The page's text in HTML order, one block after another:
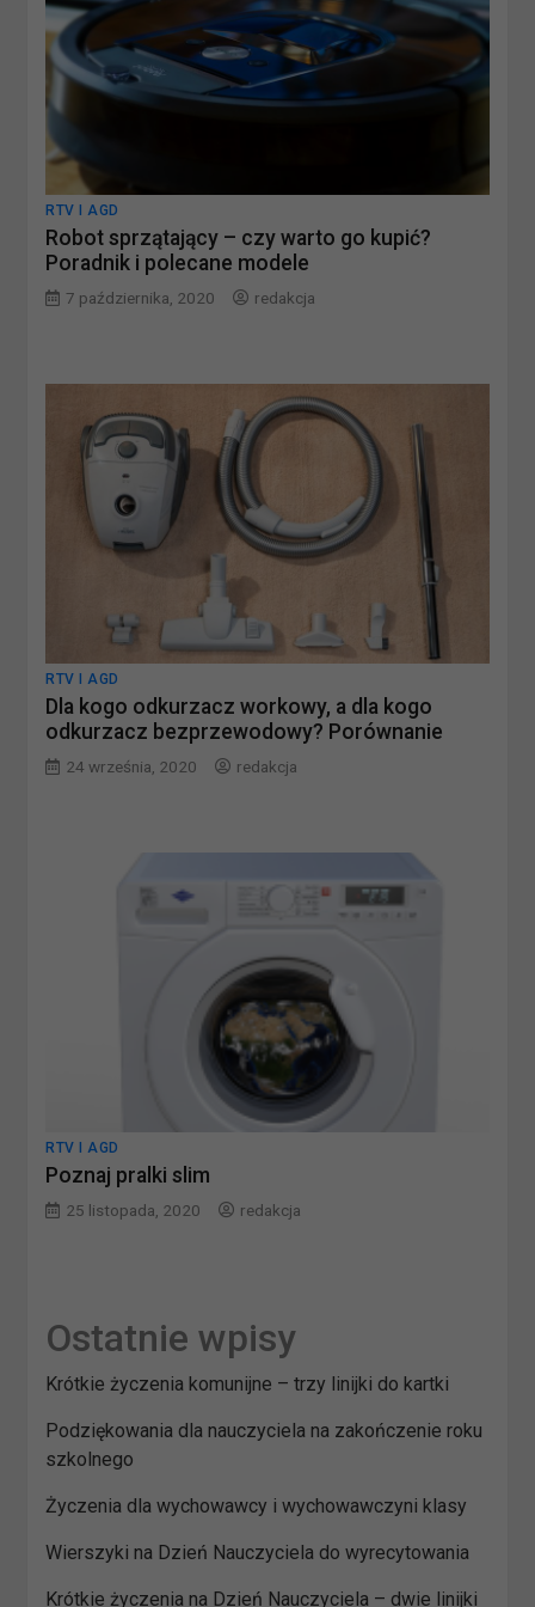
RTV I AGD
Robot sprzątający – czy warto go kupić?
Poradnik i polecane modele
7 października, 2020 redakcja
RTV I AGD
Dla kogo odkurzacz workowy, a dla kogo
odkurzacz bezprzewodowy? Porównanie
24 września, 2020 redakcja
RTV I AGD
Poznaj pralki slim
25 listopada, 2020 redakcja
Ostatnie wpisy
Krótkie życzenia komunijne – trzy linijki do kartki
Podziękowania dla nauczyciela na zakończenie roku
szkolnego
Życzenia dla wychowawcy i wychowawczyni klasy
Wierszyki na Dzień Nauczyciela do wyrecytowania
Krótkie życzenia na Dzień Nauczyciela – dwie linijki